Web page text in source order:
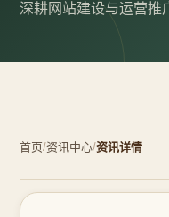
深耕网站建设与运营推
首页/资讯中心/资讯详情